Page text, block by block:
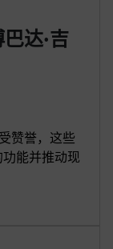
达·吉
赞誉，这些
功能并推动现